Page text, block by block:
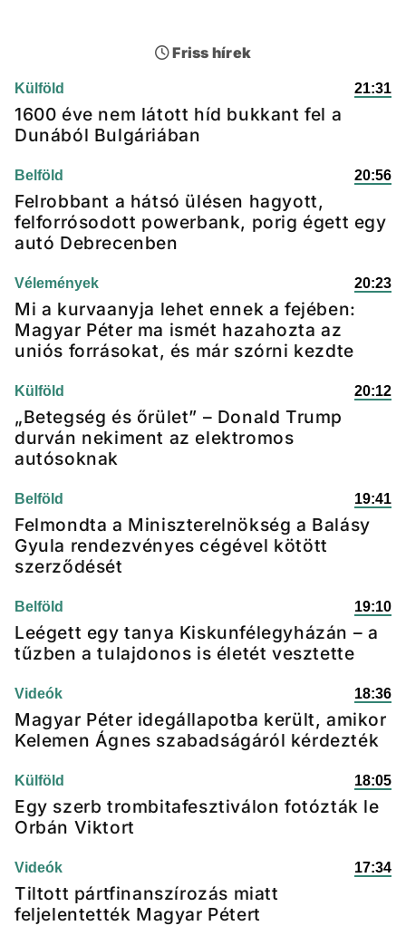
Friss hírek
Külföld 21:31
1600 éve nem látott híd bukkant fel a
Dunából Bulgáriában
Belföld 20:56
Felrobbant a hátsó ülésen hagyott,
felforrósodott powerbank, porig égett egy
autó Debrecenben
Vélemények 20:23
Mi a kurvaanyja lehet ennek a fejében:
Magyar Péter ma ismét hazahozta az
uniós forrásokat, és már szórni kezdte
Külföld 20:12
„Betegség és őrület” – Donald Trump
durván nekiment az elektromos
autósoknak
Belföld 19:41
Felmondta a Miniszterelnökség a Balásy
Gyula rendezvényes cégével kötött
szerződését
Belföld 19:10
Leégett egy tanya Kiskunfélegyházán – a
tűzben a tulajdonos is életét vesztette
Videók 18:36
Magyar Péter idegállapotba került, amikor
Kelemen Ágnes szabadságáról kérdezték
Külföld 18:05
Egy szerb trombitafesztiválon fotózták le
Orbán Viktort
Videók 17:34
Tiltott pártfinanszírozás miatt
feljelentették Magyar Pétert